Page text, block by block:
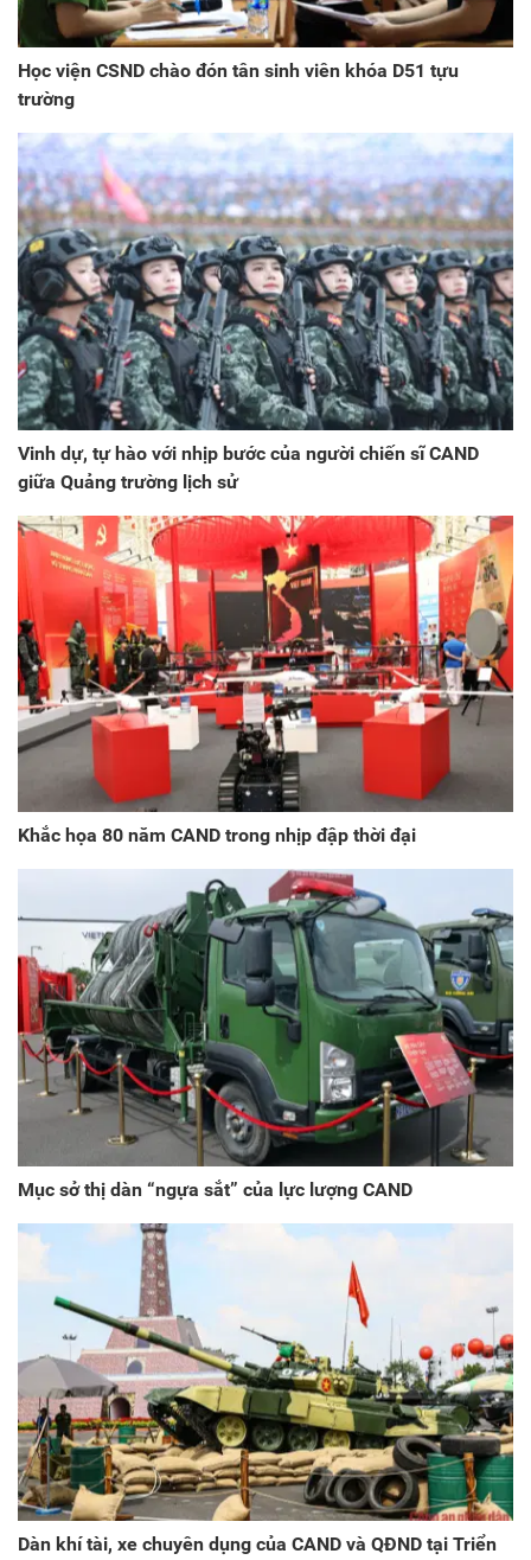
Học viện CSND chào đón tân sinh viên khóa D51 tựu
trường
Vinh dự, tự hào với nhịp bước của người chiến sĩ CAND
giữa Quảng trường lịch sử
Khắc họa 80 năm CAND trong nhịp đập thời đại
Mục sở thị dàn “ngựa sắt” của lực lượng CAND
Dàn khí tài, xe chuyên dụng của CAND và QĐND tại Triển